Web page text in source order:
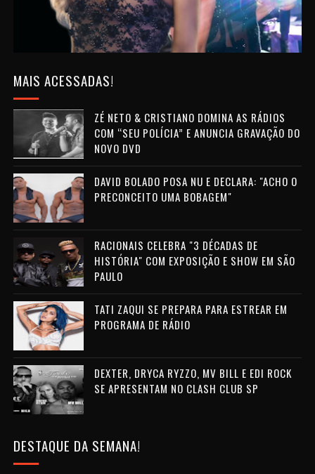
MAIS ACESSADAS!
ZÉ NETO & CRISTIANO DOMINA AS RÁDIOS
COM “SEU POLÍCIA” E ANUNCIA GRAVAÇÃO DO
NOVO DVD
DAVID BOLADO POSA NU E DECLARA: "ACHO O
PRECONCEITO UMA BOBAGEM"
RACIONAIS CELEBRA "3 DÉCADAS DE
HISTÓRIA" COM EXPOSIÇÃO E SHOW EM SÃO
PAULO
TATI ZAQUI SE PREPARA PARA ESTREAR EM
PROGRAMA DE RÁDIO
DEXTER, DRYCA RYZZO, MV BILL E EDI ROCK
SE APRESENTAM NO CLASH CLUB SP
DESTAQUE DA SEMANA!